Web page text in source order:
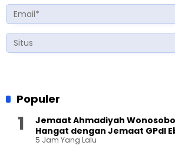
Populer
Jemaat Ahmadiyah
Hangat dengan Jemaat GPdI
5 Jam Yang Lalu